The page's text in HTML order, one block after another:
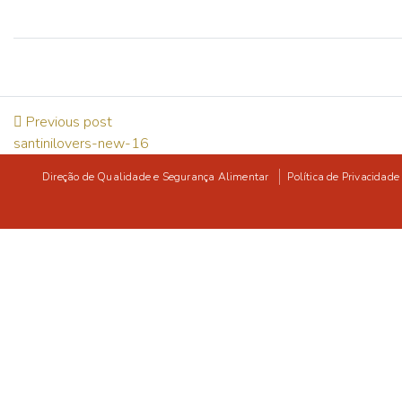
Previous post
santinilovers-new-16
Direção de Qualidade e Segurança Alimentar Política de Privacidade